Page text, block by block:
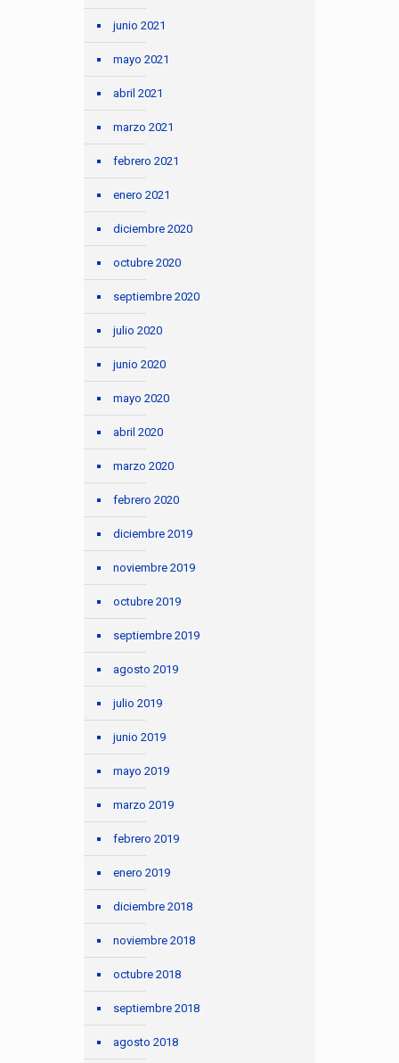
junio 2021
mayo 2021
abril 2021
marzo 2021
febrero 2021
enero 2021
diciembre 2020
octubre 2020
septiembre 2020
julio 2020
junio 2020
mayo 2020
abril 2020
marzo 2020
febrero 2020
diciembre 2019
noviembre 2019
octubre 2019
septiembre 2019
agosto 2019
julio 2019
junio 2019
mayo 2019
marzo 2019
febrero 2019
enero 2019
diciembre 2018
noviembre 2018
octubre 2018
septiembre 2018
agosto 2018